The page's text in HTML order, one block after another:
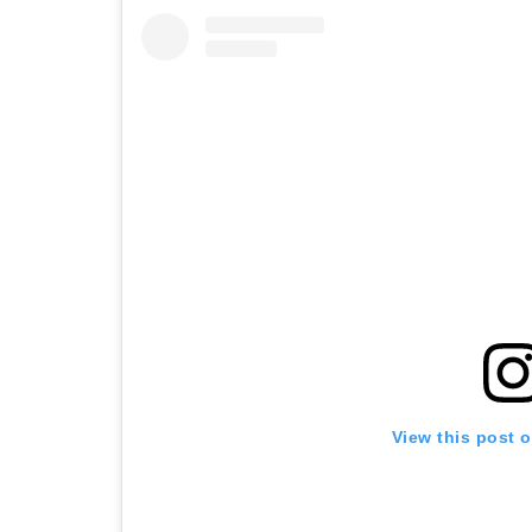
View this post